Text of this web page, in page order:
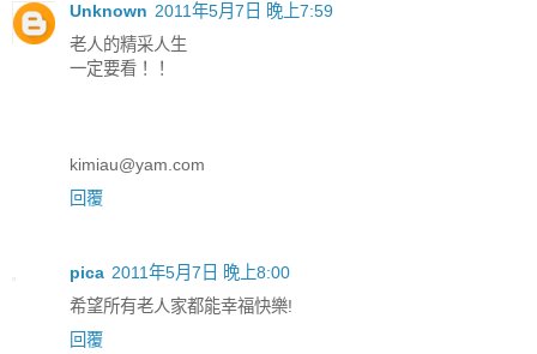
Unknown 2011年5月7日 晚上7:59
老人的精采人生
一定要看！！
kimiau@yam.com
回覆
pica 2011年5月7日 晚上8:00
希望所有老人家都能幸福快樂!
回覆